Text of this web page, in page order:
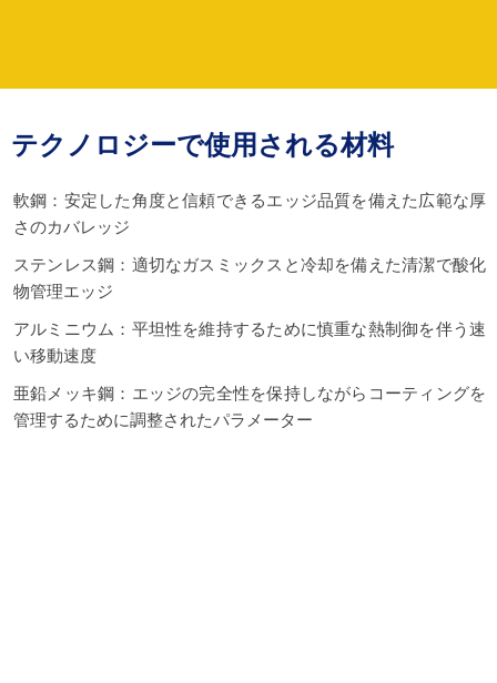
テクノロジーで使用される材料
軟鋼：安定した角度と信頼できるエッジ品質を備えた広範な厚
さのカバレッジ
ステンレス鋼：適切なガスミックスと冷却を備えた清潔で酸化
物管理エッジ
アルミニウム：平坦性を維持するために慎重な熱制御を伴う速
い移動速度
亜鉛メッキ鋼：エッジの完全性を保持しながらコーティングを
管理するために調整されたパラメーター